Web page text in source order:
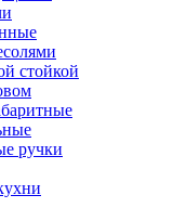
стойкой
ручки